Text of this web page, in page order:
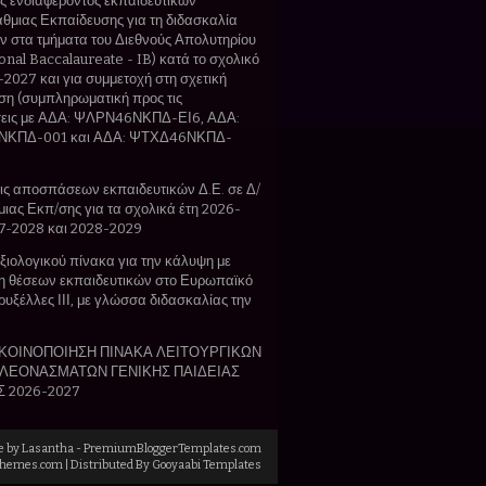
Εκπαίδευσης για τη διδασκαλία
στα τμήματα του Διεθνούς Απολυτηρίου
Baccalaureate - IB) κατά το σχολικό
και για συμμετοχή στη σχετική
(συμπληρωματική προς τις
με ΑΔΑ: ΨΛΡΝ46ΝΚΠΔ-ΕΙ6, ΑΔΑ:
001 και ΑΔΑ: ΨΤΧΔ46ΝΚΠΔ-
αποσπάσεων εκπαιδευτικών Δ.Ε. σε Δ/
Εκπ/σης για τα σχολικά έτη 2026-
2028 και 2028-2029
πίνακα για την κάλυψη με
εκπαιδευτικών στο Ευρωπαϊκό
ΙΙΙ, με γλώσσα διδασκαλίας την
ΠΙΝΑΚΑ ΛΕΙΤΟΥΡΓΙΚΩΝ
ΓΕΝΙΚΗΣ ΠΑΙΔΕΙΑΣ
2026-2027
byLasantha - PremiumBloggerTemplates.com
| Distributed By Gooyaabi Templates